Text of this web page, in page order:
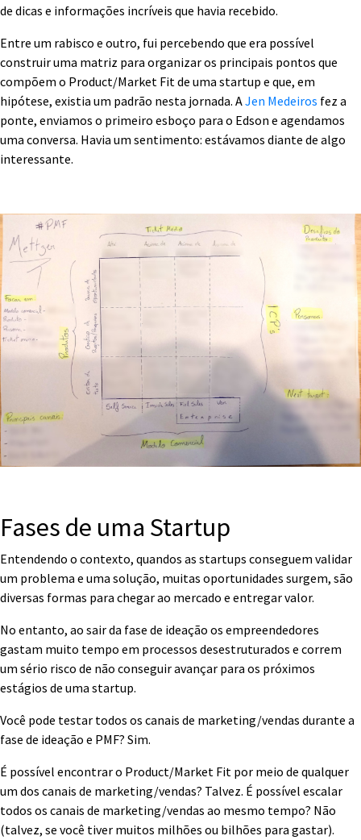
de dicas e informações incríveis que havia recebido.
Entre um rabisco e outro, fui percebendo que era possível
construir uma matriz para organizar os principais pontos que
compõem o Product/Market Fit de uma startup e que, em
hipótese, existia um padrão nesta jornada. AJen Medeiros fez a
ponte, enviamos o primeiro esboço para o Edson e agendamos
uma conversa. Havia um sentimento: estávamos diante de algo
interessante.
Fases de uma Startup
Entendendo o contexto, quandos as startups conseguem validar
um problema e uma solução, muitas oportunidades surgem, são
diversas formas para chegar ao mercado e entregar valor.
No entanto, ao sair da fase de ideação os empreendedores
gastam muito tempo em processos desestruturados e correm
um sério risco de não conseguir avançar para os próximos
estágios de uma startup.
Você pode testar todos os canais de marketing/vendas durante a
fase de ideação e PMF? Sim.
É possível encontrar o Product/Market Fit por meio de qualquer
um dos canais de marketing/vendas? Talvez. É possível escalar
todos os canais de marketing/vendas ao mesmo tempo? Não
(talvez, se você tiver muitos milhões ou bilhões para gastar).